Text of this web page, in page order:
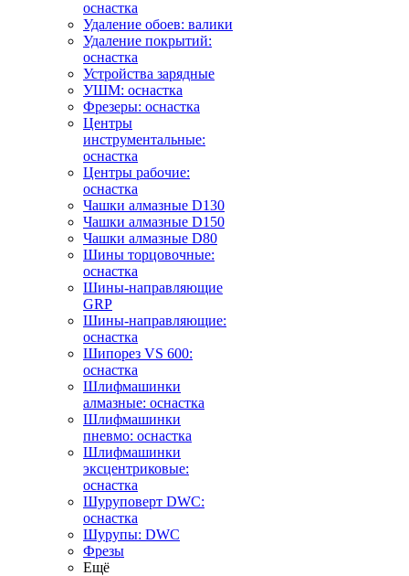
оснастка
Удаление обоев: валики
Удаление покрытий:
оснастка
Устройства зарядные
УШМ: оснастка
Фрезеры: оснастка
Центры
инструментальные:
оснастка
Центры рабочие:
оснастка
Чашки алмазные D130
Чашки алмазные D150
Чашки алмазные D80
Шины торцовочные:
оснастка
Шины-направляющие
GRP
Шины-направляющие:
оснастка
Шипорез VS 600:
оснастка
Шлифмашинки
алмазные: оснастка
Шлифмашинки
пневмо: оснастка
Шлифмашинки
эксцентриковые:
оснастка
Шуруповерт DWC:
оснастка
Шурупы: DWC
Фрезы
Ещё